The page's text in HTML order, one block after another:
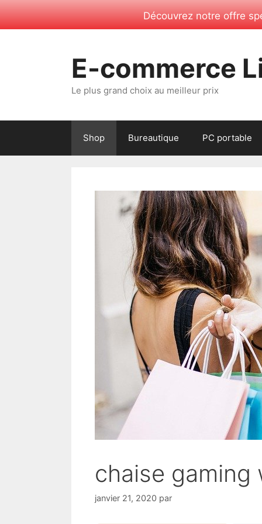
Découvrez notre offre
E-commerce
Le plus grand choix au meilleur prix
Shop Bureautique PC portable
chaise gaming
janvier 21, 2020 par